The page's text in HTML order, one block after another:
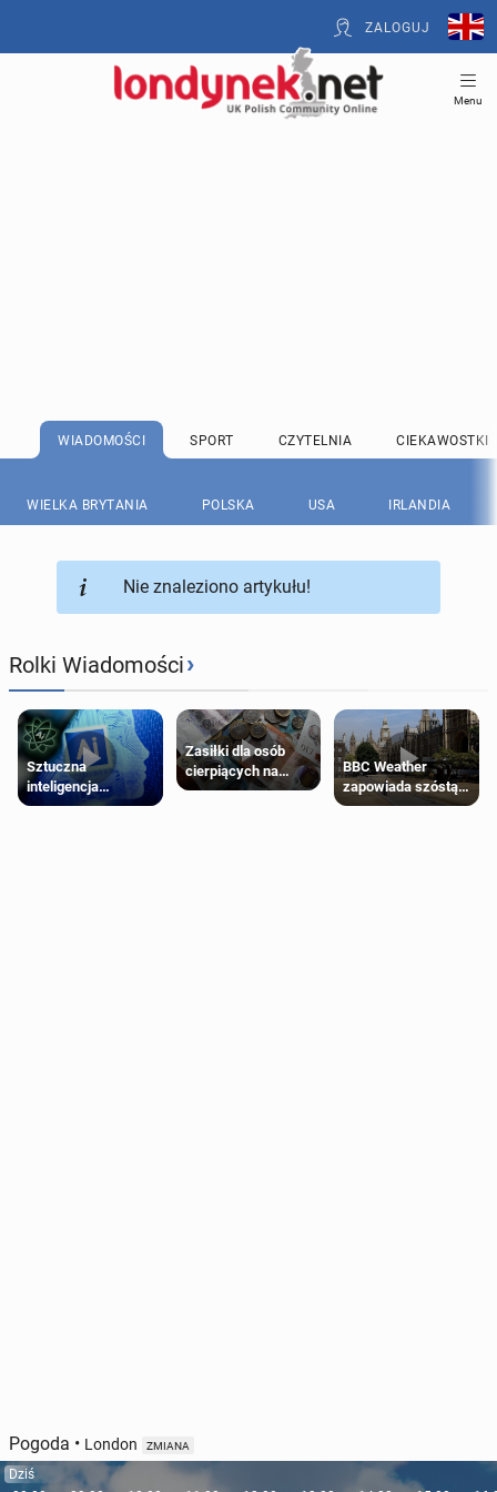
ZALOGUJ
Menu
WIADOMOŚCI SPORT CZYTELNIA CIEKAWOSTKI
WIELKA BRYTANIA POLSKA USA IRLANDIA
Nie znaleziono artykułu!
Rolki Wiadomości›
Sztuczna
inteligencja
próbowała oszukać
Zasiłki dla osób
cierpiących na
schorzenia
BBC Weather
zapowiada szóstą
falę upałów w
Pogoda • London ZMIANA
Dziś